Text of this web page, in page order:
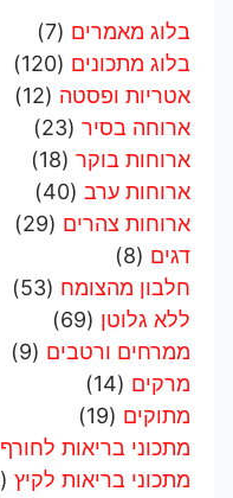
בלוג מאמרים (7)
בלוג מתכונים (120)
אטריות ופסטה (12)
ארוחה בסיר (23)
ארוחות בוקר (18)
ארוחות ערב (40)
ארוחות צהרים (29)
דגים (8)
חלבון מהצומח (53)
ללא גלוטן (69)
ממרחים ורטבים (9)
מרקים (14)
מתוקים (19)
מתכוני בריאות לחורף
מתכוני בריאות לקיץ (64)